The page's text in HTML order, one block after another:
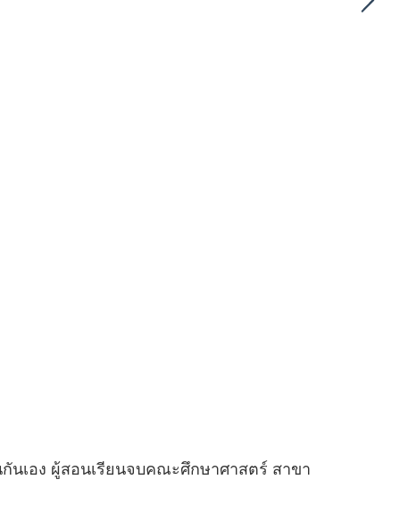
กันเอง ผู้สอนเรียนจบคณะศึกษาศาสตร์ สาขา